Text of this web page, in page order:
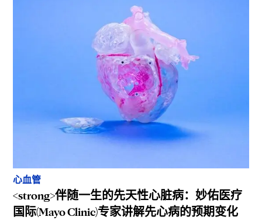
心血管
<strong>伴随一生的先天性心脏病：妙佑医疗
国际(Mayo Clinic)专家讲解先心病的预期变化